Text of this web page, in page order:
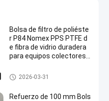
Bolsa de filtro de poliéste
r P84 Nomex PPS PTFE d
e fibra de vidrio duradera
para equipos colectores
Bolso de filtro del poliéster
2026-03-31
Refuerzo de 100 mm Bols